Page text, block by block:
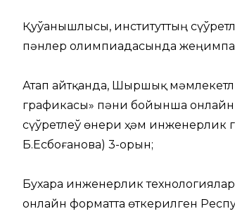
Қуўанышлысы, институттың
пәнлер олимпиадасында
Атап айтқанда, Шыршық
графикасы» пәни бойынша
сүўретлеў өнери ҳәм инженерлик
Б.Есбоғанова) 3-орын;
Бухара инженерлик
онлайн форматта өткерилген